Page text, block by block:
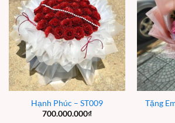
Hạnh Phúc – ST009
700.000.000₫
Tặng